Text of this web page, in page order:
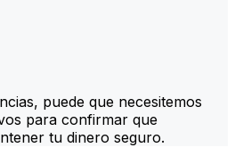
puede que necesitemos
para confirmar que
tu dinero seguro.